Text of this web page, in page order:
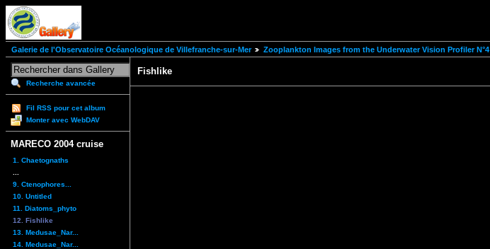
Galerie de l'Observatoire Océanologique de Villefranche-sur-Mer Zooplankton Images from the Underwater Vision Profiler N°4
Recherche avancée
Fil RSS pour cet album
Monter avec WebDAV
MARECO 2004 cruise
1. Chaetognaths
9. Ctenophores...
10. Untitled
11. Diatoms_phyto
12. Fishlike
13. Medusae_Nar...
14. Medusae_Nar...
Fishlike